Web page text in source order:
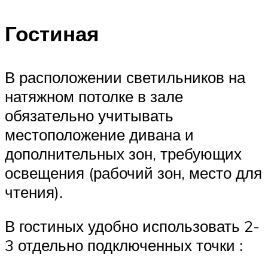
Гостиная
В расположении светильников на
натяжном потолке в зале
обязательно учитывать
местоположение дивана и
дополнительных зон, требующих
освещения (рабочий зон, место для
чтения).
В гостиных удобно использовать 2-
3 отдельно подключенных точки :